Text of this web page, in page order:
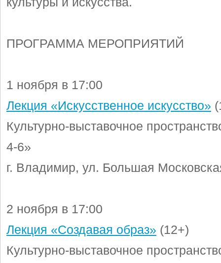
ПРОГРАММА МЕРОПРИЯТИЙ
1 ноября в 17:00
Лекция «Искусственное искусство»
Культурно-выставочное
4-6»
г. Владимир, ул. Большая
2 ноября в 17:00
Лекция «Создавая образ» (12+)
Культурно-выставочное